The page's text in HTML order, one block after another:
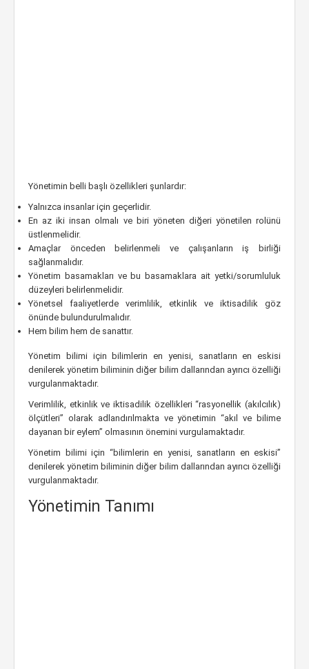
Yönetimin belli başlı özellikleri şunlardır:
Yalnızca insanlar için geçerlidir.
En az iki insan olmalı ve biri yöneten diğeri yönetilen rolünü
üstlenmelidir.
Amaçlar önceden belirlenmeli ve çalışanların iş birliği
sağlanmalıdır.
Yönetim basamakları ve bu basamaklara ait yetki/sorumluluk
düzeyleri belirlenmelidir.
Yönetsel faaliyetlerde verimlilik, etkinlik ve iktisadilik göz
önünde bulundurulmalıdır.
Hem bilim hem de sanattır.
Yönetim bilimi için bilimlerin en yenisi, sanatların en eskisi
denilerek yönetim biliminin diğer bilim dallarından ayırıcı özelliği
vurgulanmaktadır.
Verimlilik, etkinlik ve iktisadilik özellikleri “rasyonellik (akılcılık)
ölçütleri” olarak adlandırılmakta ve yönetimin “akıl ve bilime
dayanan bir eylem” olmasının önemini vurgulamaktadır.
Yönetim bilimi için “bilimlerin en yenisi, sanatların en eskisi”
denilerek yönetim biliminin diğer bilim dallarından ayırıcı özelliği
vurgulanmaktadır.
Yönetimin Tanımı